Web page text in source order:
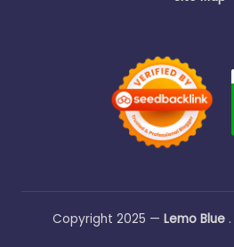
Copyright 2025 — Lemo Blue